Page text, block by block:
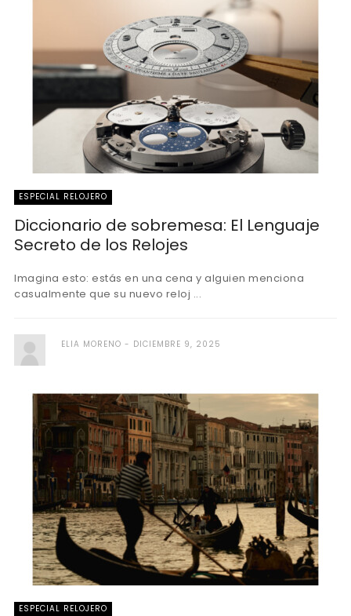
ESPECIAL RELOJERO
Diccionario de sobremesa: El Lenguaje
Secreto de los Relojes
Imagina esto: estás en una cena y alguien menciona
casualmente que su nuevo reloj ...
ELIA MORENO DICIEMBRE 9, 2025
ESPECIAL RELOJERO